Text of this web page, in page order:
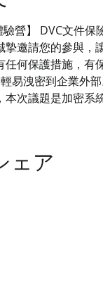
驗營】 DVC文件
邀請您的參與，
何保護措施，
易洩密到企業外
次議題是加密系
ェア